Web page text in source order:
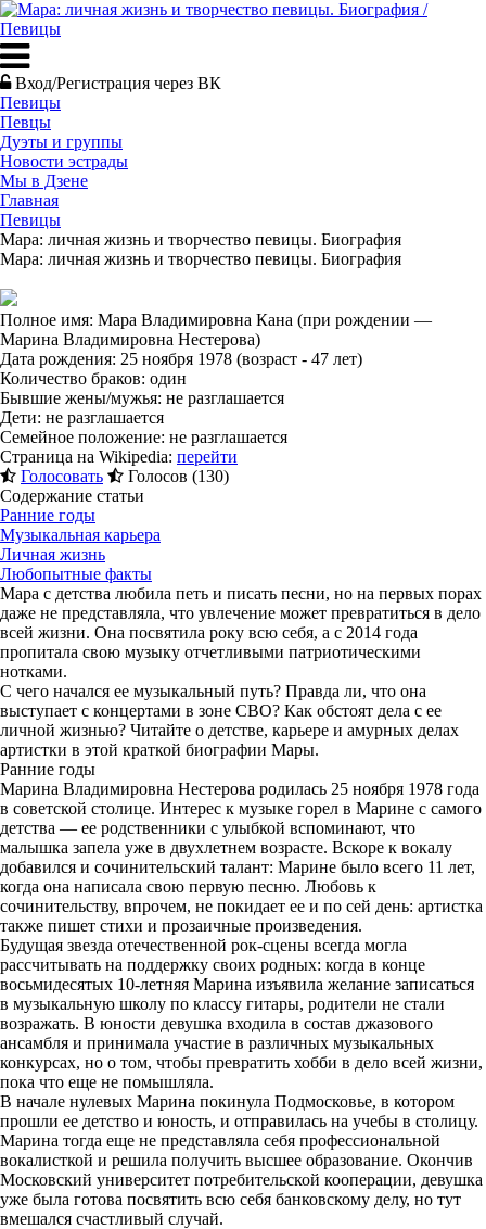
Вход/Регистрация через ВК
Певицы
Певцы
Дуэты и группы
Новости эстрады
Мы в Дзене
Главная
Певицы
Мара: личная жизнь и творчество певицы. Биография
Мара: личная жизнь и творчество певицы. Биография
Полное имя: Мара Владимировна Кана (при рождении —
Марина Владимировна Нестерова)
Дата рождения: 25 ноября 1978 (возраст - 47 лет)
Количество браков: один
Бывшие жены/мужья: не разглашается
Дети: не разглашается
Семейное положение: не разглашается
Страница на Wikipedia: перейти
Голосовать
Голосов (130)
Содержание статьи
Ранние годы
Музыкальная карьера
Личная жизнь
Любопытные факты
Мара с детства любила петь и писать песни, но на первых порах
даже не представляла, что увлечение может превратиться в дело
всей жизни. Она посвятила року всю себя, а с 2014 года
пропитала свою музыку отчетливыми патриотическими
нотками.
С чего начался ее музыкальный путь? Правда ли, что она
выступает с концертами в зоне СВО? Как обстоят дела с ее
личной жизнью? Читайте о детстве, карьере и амурных делах
артистки в этой краткой биографии Мары.
Ранние годы
Марина Владимировна Нестерова родилась 25 ноября 1978 года
в советской столице. Интерес к музыке горел в Марине с самого
детства — ее родственники с улыбкой вспоминают, что
малышка запела уже в двухлетнем возрасте. Вскоре к вокалу
добавился и сочинительский талант: Марине было всего 11 лет,
когда она написала свою первую песню. Любовь к
сочинительству, впрочем, не покидает ее и по сей день: артистка
также пишет стихи и прозаичные произведения.
Будущая звезда отечественной рок-сцены всегда могла
рассчитывать на поддержку своих родных: когда в конце
восьмидесятых 10-летняя Марина изъявила желание записаться
в музыкальную школу по классу гитары, родители не стали
возражать. В юности девушка входила в состав джазового
ансамбля и принимала участие в различных музыкальных
конкурсах, но о том, чтобы превратить хобби в дело всей жизни,
пока что еще не помышляла.
В начале нулевых Марина покинула Подмосковье, в котором
прошли ее детство и юность, и отправилась на учебы в столицу.
Марина тогда еще не представляла себя профессиональной
вокалисткой и решила получить высшее образование. Окончив
Московский университет потребительской кооперации, девушка
уже была готова посвятить всю себя банковскому делу, но тут
вмешался счастливый случай.